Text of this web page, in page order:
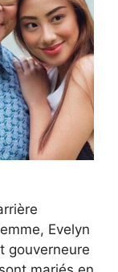
Evelyn
gouverneure